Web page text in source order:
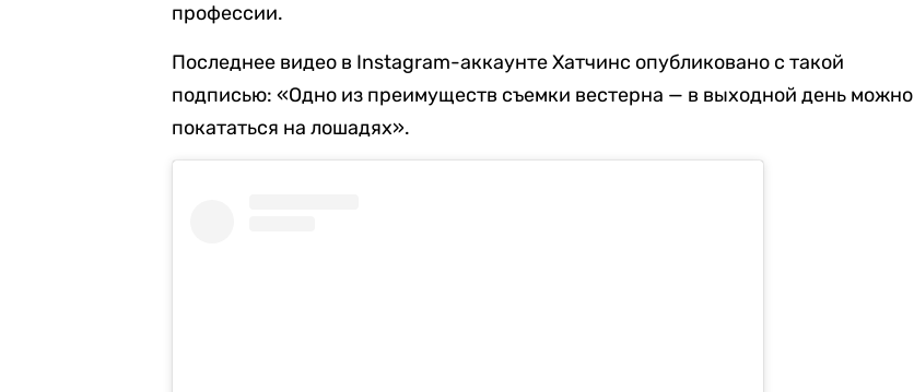
профессии.
Последнее видео в Instagram-аккаунте Хатчинс опубликовано с такой
подписью: «Одно из преимуществ съемки вестерна — в выходной день можно
покататься на лошадях».